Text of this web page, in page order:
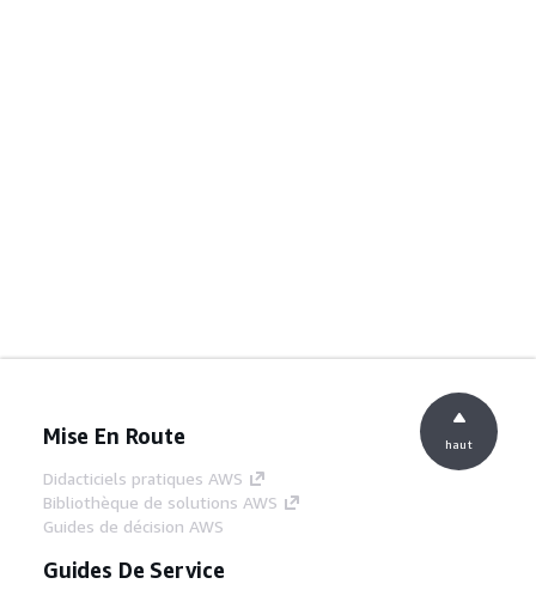
Mise En Route
Didacticiels pratiques AWS
Bibliothèque de solutions AWS
Guides de décision AWS
Guides De Service
haut